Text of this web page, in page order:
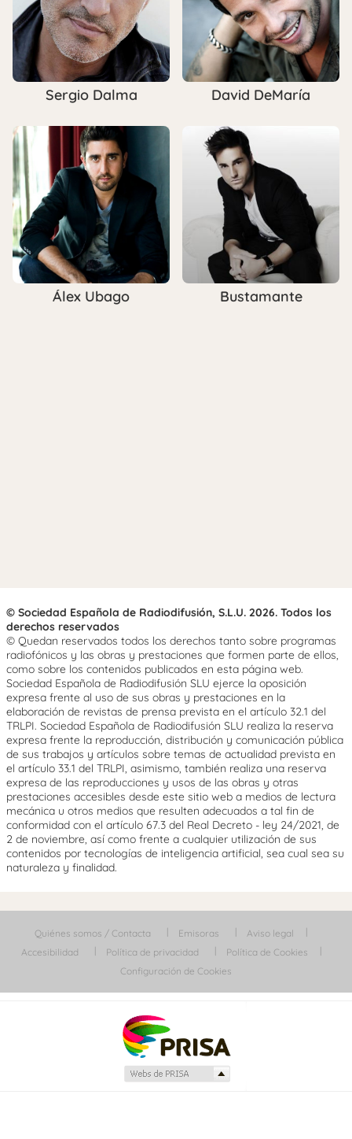
Sergio Dalma David DeMaría
Álex Ubago Bustamante
© Sociedad Española de Radiodifusión, S.L.U. 2026. Todos los
derechos reservados
© Quedan reservados todos los derechos tanto sobre programas
radiofónicos y las obras y prestaciones que formen parte de ellos,
como sobre los contenidos publicados en esta página web.
Sociedad Española de Radiodifusión SLU ejerce la oposición
expresa frente al uso de sus obras y prestaciones en la
elaboración de revistas de prensa prevista en el artículo 32.1 del
TRLPI. Sociedad Española de Radiodifusión SLU realiza la reserva
expresa frente la reproducción, distribución y comunicación pública
de sus trabajos y artículos sobre temas de actualidad prevista en
el artículo 33.1 del TRLPI, asimismo, también realiza una reserva
expresa de las reproducciones y usos de las obras y otras
prestaciones accesibles desde este sitio web a medios de lectura
mecánica u otros medios que resulten adecuados a tal fin de
conformidad con el artículo 67.3 del Real Decreto - ley 24/2021, de
2 de noviembre, así como frente a cualquier utilización de sus
contenidos por tecnologías de inteligencia artificial, sea cual sea su
naturaleza y finalidad.
Quiénes somos / Contacta Emisoras
Aviso legal
Accesibilidad
Política de privacidad
Política de Cookies
Configuración de Cookies